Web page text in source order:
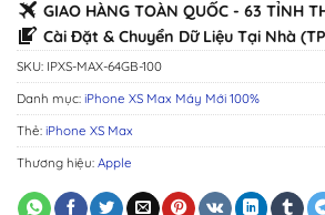
GIAO HÀNG TOÀN QUỐC - 63 TỈNH
Cài Đặt & Chuyển Dữ Liệu Tại Nhà
SKU: IPXS-MAX-64GB-100
Danh mục: iPhone XS Max Máy Mới 100%
Thẻ: iPhone XS Max
Thương hiệu: Apple